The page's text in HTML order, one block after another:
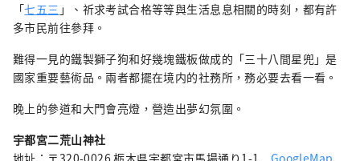
「七五三 」、祈求考試合格等等與生活息息相關的時刻，都有許
多市民前往參拜。
難得一見的鐵製獅子狗和好幾塊鐵板做成的「三十八間星兜」是
國家重要藝術品。兩者都擺在境内的社務所，務必要去看一看。
晚上的參道和大門會亮燈，營造出夢幻氛圍。
宇都宮二荒山神社
地址：〒320-0026 栃木県宇都宮市馬場通り1-1 GoogleMap